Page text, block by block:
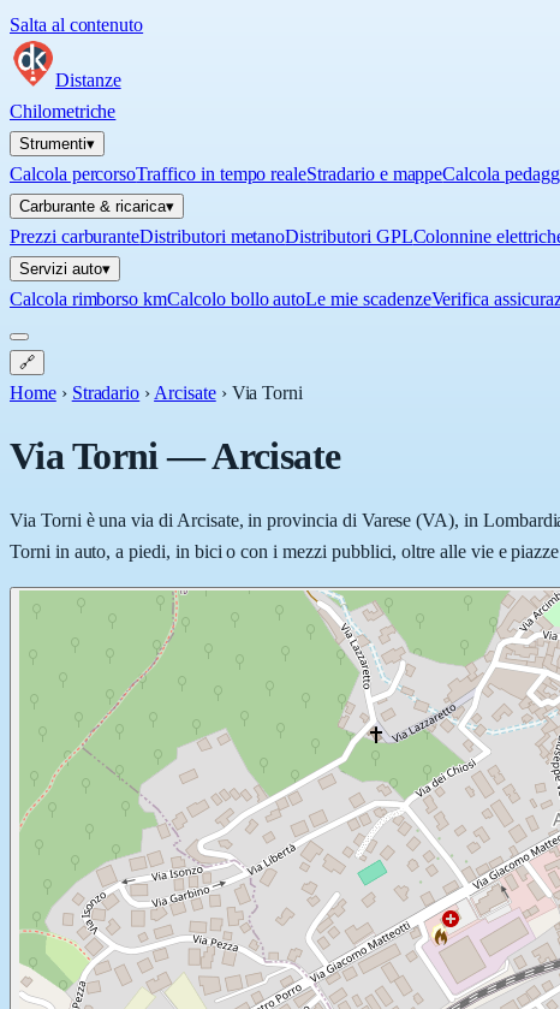
Salta al contenuto
Distanze
Chilometriche
Strumenti▾
Calcola percorsoTraffico in tempo realeStradario e mappeCalcola
Carburante & ricarica▾
Prezzi carburanteDistributori metanoDistributori GPLColonnine
Servizi auto▾
Calcola rimborso kmCalcolo bollo autoLe mie scadenzeVerifica
🔗
Home › Stradario › Arcisate › Via Torni
Via Torni—Arcisate
Via Torni è una via di Arcisate, in provincia di Varese (VA), in
Torni in auto, a piedi, in bici o con i mezzi pubblici, oltre alle vie e